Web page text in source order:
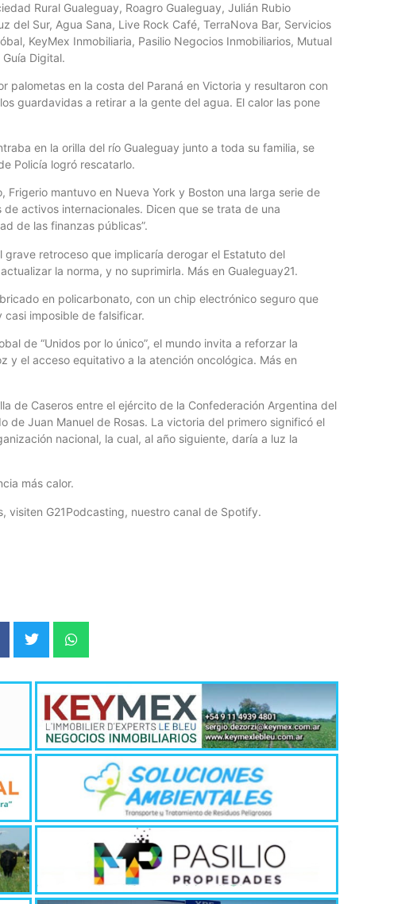
Rural Gualeguay, Roagro Gualeguay, Julián Rubio
del Sur, Agua Sana, Live Rock Café, TerraNova Bar, Servicios
KeyMex Inmobiliaria, Pasilio Negocios Inmobiliarios, Mutual
Digital.
palometas en la costa del Paraná en Victoria y resultaron con
guardavidas a retirar a la gente del agua. El calor las pone
en la orilla del río Gualeguay junto a toda su familia, se
Policía logró rescatarlo.
mantuvo en Nueva York y Boston una larga serie de
activos internacionales. Dicen que se trata de una
de las finanzas públicas”.
grave retroceso que implicaría derogar el Estatuto del
la norma, y no suprimirla. Más en Gualeguay21.
en policarbonato, con un chip electrónico seguro que
imposible de falsificar.
de “Unidos por lo único”, el mundo invita a reforzar la
y el acceso equitativo a la atención oncológica. Más en
de Caseros entre el ejército de la Confederación Argentina del
de Juan Manuel de Rosas. La victoria del primero significó el
nacional, la cual, al año siguiente, daría a luz la
más calor.
visiten G21Podcasting, nuestro canal de Spotify.